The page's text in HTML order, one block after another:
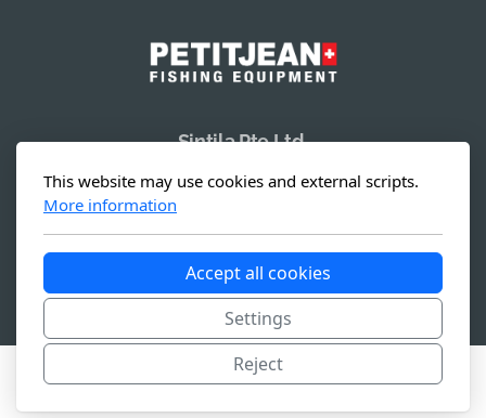
Sintila Pte Ltd.
Singapore 788 713
This website may use cookies and external scripts.
More information
Accept all cookies
Settings
Reject